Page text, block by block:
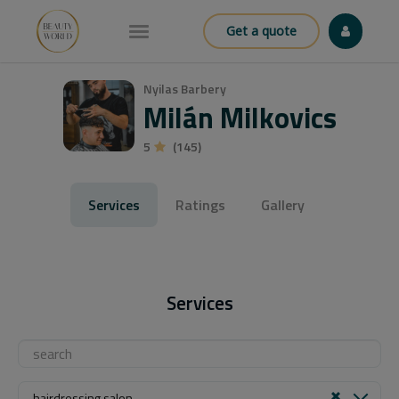
Get a quote
Nyilas Barbery
Milán Milkovics
5 (145)
Services Ratings Gallery
Services